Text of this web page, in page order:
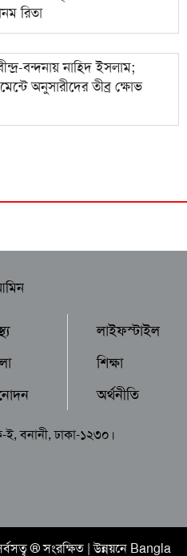
রিতা
বন্দনায় নাহিদ ইসলাম;
অনুসারীদের তীব্র ক্ষোভ
লাইফস্টাইল
শিক্ষা
অর্থনীতি
ই, বনানী, ঢাকা-১২৩০।
® সংরক্ষিত | উন্নয়নে Bangla